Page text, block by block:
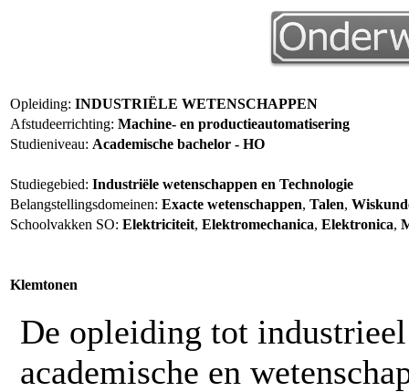
Opleiding: INDUSTRIËLE WETENSCHAPPEN
Afstudeerrichting: Machine- en productieautomatisering
Studieniveau: Academische bachelor - HO
Studiegebied: Industriële wetenschappen en Technologie
Belangstellingsdomeinen: Exacte wetenschappen, Talen,
Schoolvakken SO: Elektriciteit, Elektromechanica, Elektronica,
Klemtonen
De opleiding tot
academische en